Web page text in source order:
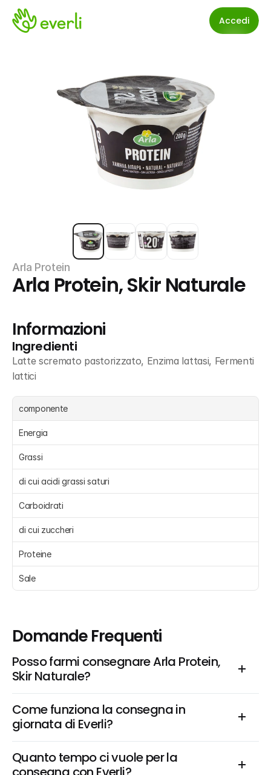
Accedi
Arla Protein
Arla Protein, Skir Naturale
Informazioni
Ingredienti
Latte scremato pastorizzato, Enzima lattasi, Fermenti
lattici
componente
Energia
Grassi
di cui acidi grassi saturi
Carboidrati
di cui zuccheri
Proteine
Sale
Domande Frequenti
Posso farmi consegnare Arla Protein,
Skir Naturale?
Come funziona la consegna in
giornata di Everli?
Quanto tempo ci vuole per la